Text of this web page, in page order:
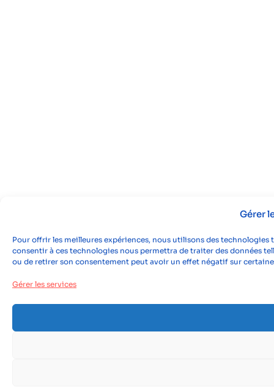
Gérer
Pour offrir les meilleures expériences, nous utilisons des
consentir à ces technologies nous permettra de traiter des données
ou de retirer son consentement peut avoir un effet négatif sur
Gérer les services